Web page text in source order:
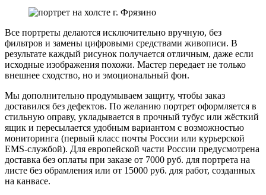
Все портреты делаются исключительно вручную, без
фильтров и замены цифровыми средствами живописи. В
результате каждый рисунок получается отличным, даже если
исходные изображения похожи. Мастер передает не только
внешнее сходство, но и эмоциональный фон.
Мы дополнительно продумываем защиту, чтобы заказ
доставился без дефектов. По желанию портрет оформляется в
стильную оправу, укладывается в прочный тубус или жёсткий
ящик и пересылается удобным вариантом с возможностью
мониторинга (первый класс почты России или курьерской
EMS-службой). Для европейской части России предусмотрена
доставка без оплаты при заказе от 7000 руб. для портрета на
листе без обрамления или от 15000 руб. для работ, созданных
на канвасе.